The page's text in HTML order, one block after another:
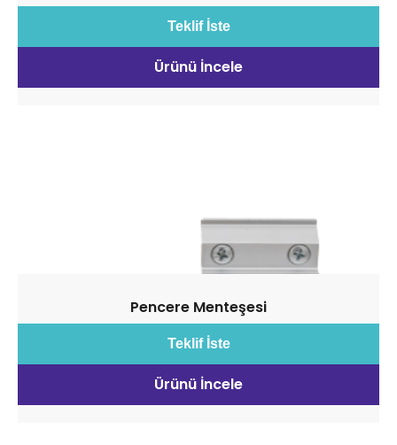
Teklif İste
Ürünü İncele
Pencere Menteşesi
Teklif İste
Ürünü İncele